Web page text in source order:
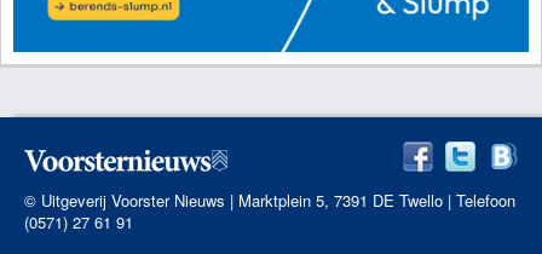
© Uitgeverij Voorster Nieuws | Marktplein 5, 7391 DE Twello | Telefoon
(0571) 27 61 91